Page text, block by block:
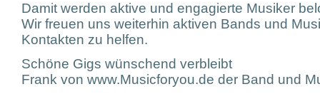
Damit werden aktive und engagierte Musiker
Wir freuen uns weiterhin aktiven Bands und
Kontakten zu helfen.
Schöne Gigs wünschend verbleibt
Frank von www.Musicforyou.de der Band und